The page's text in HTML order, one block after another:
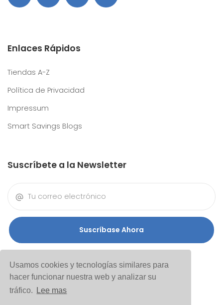
Usamos cookies y tecnologías similares para
hacer funcionar nuestra web y analizar su
tráfico.
Lee mas
Enlaces Rápidos
Tiendas A-Z
Política de Privacidad
Impressum
Smart Savings Blogs
Suscríbete a la Newsletter
Suscríbase Ahora